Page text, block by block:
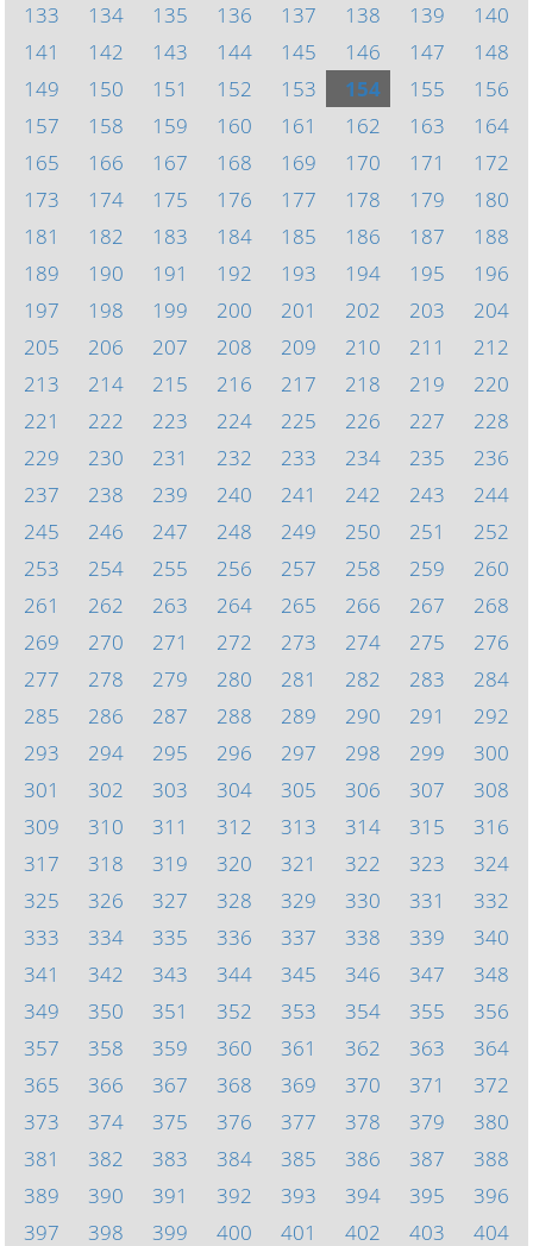
133
134 135 136 137 138 139
140
141
142 143 144 145 146 147
148
149
150 151 152 153 154 155
156
157
158 159 160 161 162 163
164
165
166 167 168 169 170 171
172
173
174 175 176 177 178 179
180
181
182 183 184 185 186 187
188
189
190 191 192 193 194 195
196
197
198 199 200 201 202 203
204
205
206 207 208 209 210 211
212
213
214 215 216 217 218 219
220
221
222 223 224 225 226 227
228
229
230 231 232 233 234 235
236
237
238 239 240 241 242 243
244
245
246 247 248 249 250 251
252
253
254 255 256 257 258 259
260
261
262 263 264 265 266 267
268
269
270 271 272 273 274 275
276
277
278 279 280 281 282 283
284
285
286 287 288 289 290 291
292
293
294 295 296 297 298 299
300
301
302 303 304 305 306 307
308
309
310 311 312 313 314 315
316
317
318 319 320 321 322 323
324
325
326 327 328 329 330 331
332
333
334 335 336 337 338 339
340
341
342 343 344 345 346 347
348
349
350 351 352 353 354 355
356
357
358 359 360 361 362 363
364
365
366 367 368 369 370 371
372
373
374 375 376 377 378 379
380
381
382 383 384 385 386 387
388
389
390 391 392 393 394 395
396
397
398 399 400 401 402 403 404